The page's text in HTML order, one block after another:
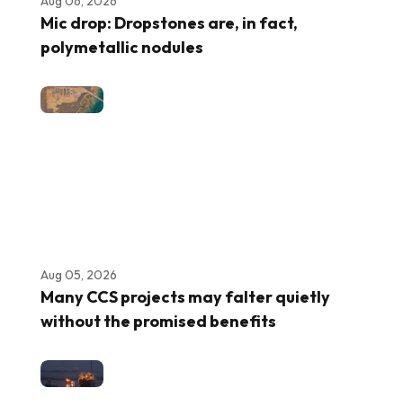
Mic drop: Dropstones are, in fact,
polymetallic nodules
Aug 05, 2026
Many CCS projects may falter quietly
without the promised benefits